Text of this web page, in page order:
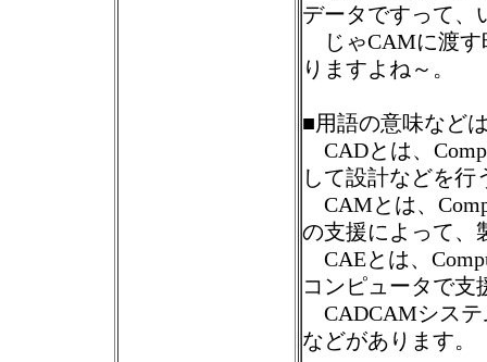
データですって、
じゃCAMに渡す
りますよね～。
■用語の意味など
CADとは、
して設計などを行
CAMとは、
の支援によって、
CAEとは、
コンピュータで支
CADCAMシステ
などがあります。